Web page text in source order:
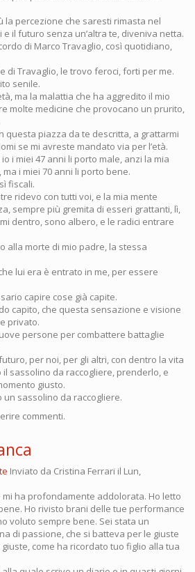
la percezione che saresti rimasta nel
il futuro senza un’altra te, diveniva netta.
di Marco Travaglio, così quotidiano,
di Travaglio, le trovo feroci, forti per me.
senile.
ma la malattia che ha aggredito il mio
molte medicine che provocano un prurito,
questa piazza da te descritta, a grattarmi
se mi avreste mandato via per l’età.
i miei 47 anni li porto male, anzi la mia
i miei 70 anni li porto bene.
fiscali.
ridevo con tutti voi, e la mia mente
sempre più gremita di esseri grattanti, lì,
dentro, sono albero, e le radici entrare
alla morte di mio padre, la stessa
lui era è entrato in me, per essere
capire cose già capite.
capito, che questa sensazione e visione
privato.
persone per combattere battaglie
per noi, per gli altri, con dentro la vita
sassolino da raccogliere, prenderlo, e
giusto.
un sassolino da raccogliere.
commenti.
Inviato da Cristina Ferrari il Lun,
ha profondamente addolorata. Ho letto
Ho rivisto brani delle tue performance
voluto sempre bene. Sei stata un
di passione, che si batteva per le giuste
come ha ricordato tuo figlio alla tua